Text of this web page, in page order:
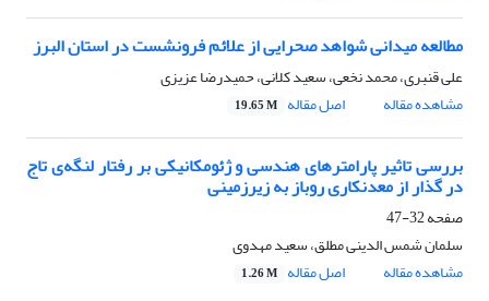
مطالعه میدانی شواهد صحرایی از علائم فرونشست در استان البرز
علی قنبری، محمد نخعی، سعید کلانی، حمیدرضا عزیزی
مشاهده مقاله
اصل مقاله 19.65 M
بررسی تاثیر پارامترهای هندسی و ژئومکانیکی بر رفتار لنگه‌ی تاج
در گذار از معدنکاری روباز به زیرزمینی
صفحه32-47
سلمان شمس الدینی مطلق، سعید مهدوی
مشاهده مقاله
اصل مقاله 1.26 M